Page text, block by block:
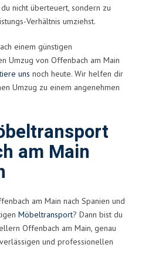
nicht überteuert, sondern zu
Verhältnis umziehst.
einem günstigen
Umzug von Offenbach am Main
uns noch heute. Wir helfen dir
Umzug zu einem angenehmen
am Main
am Main nach Spanien und
Möbeltransport? Dann bist du
Offenbach am Main, genau
und professionellen